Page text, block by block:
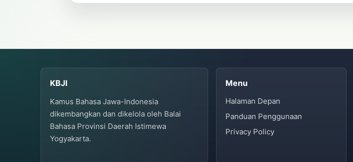
KBJI
Kamus Bahasa Jawa-Indonesia
dikembangkan dan dikelola oleh Balai
Bahasa Provinsi Daerah Istimewa
Yogyakarta.
Menu
Halaman Depan
Panduan Penggunaan
Privacy Policy